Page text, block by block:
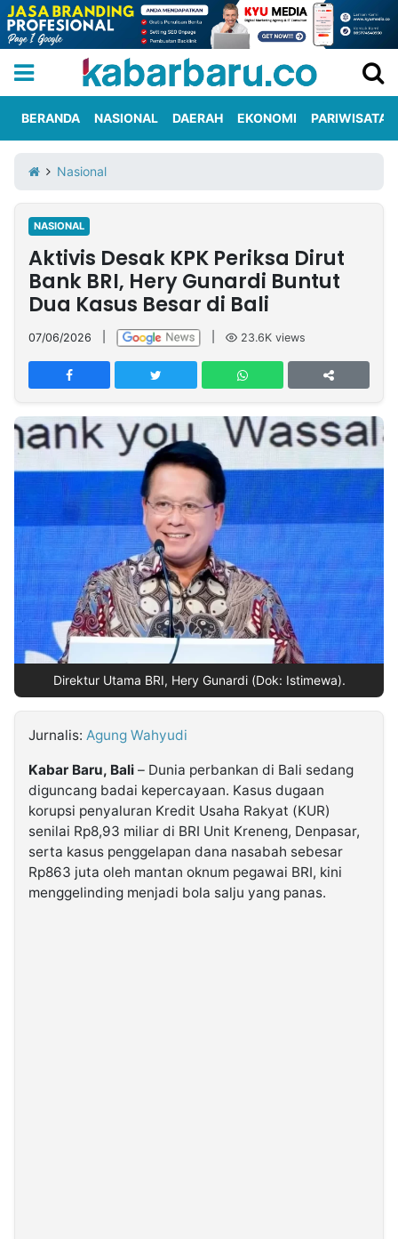
Iklan
Berita
Kami
Nasional
International
Olahraga
Entertainment
Daerah
Pariwisata
Kuliner
Kolom
Network
PT
TREETAN
INDONESIA
Insight
NTB
Suara
Time
Lens
IDN
Daily
Jogja
Jalan
Rakyat
Idealita
News
Kita
Notice
Radar
Baru
Seedbacklink
Kabarbaru
Kabarbaru.co
2026
BERANDA NASIONAL DAERAH EKONOMI PARIWISATA
Nasional
NASIONAL
Aktivis Desak KPK Periksa Dirut
Bank BRI, Hery Gunardi Buntut
Dua Kasus Besar di Bali
07/06/2026 23.6K views
Direktur Utama BRI, Hery Gunardi (Dok: Istimewa).
Jurnalis: Agung Wahyudi
Kabar Baru, Bali – Dunia perbankan di Bali sedang
diguncang badai kepercayaan. Kasus dugaan
korupsi penyaluran Kredit Usaha Rakyat (KUR)
senilai Rp8,93 miliar di BRI Unit Kreneng, Denpasar,
serta kasus penggelapan dana nasabah sebesar
Rp863 juta oleh mantan oknum pegawai BRI, kini
menggelinding menjadi bola salju yang panas.